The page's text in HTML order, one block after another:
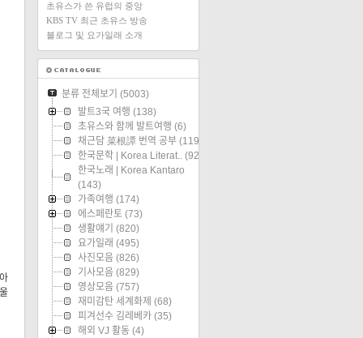
초유스가 쓴 유럽의 중앙
KBS TV 최근 초유스 방송
블로그 및 요가일래 소개
분류 전체보기 (5003)
발트3국 여행 (138)
초유스와 함께 발트여행 (6)
채근담 菜根譚 번역 공부 (119)
한국문학 | Korea Literat.. (92)
한국노래 | Korea Kantaro
(143)
가족여행 (174)
에스페란토 (73)
생활얘기 (820)
요가일래 (495)
사진모음 (826)
기사모음 (829)
영상모음 (757)
재미감탄 세계화제 (68)
피겨선수 김레베카 (35)
해외 VJ 활동 (4)